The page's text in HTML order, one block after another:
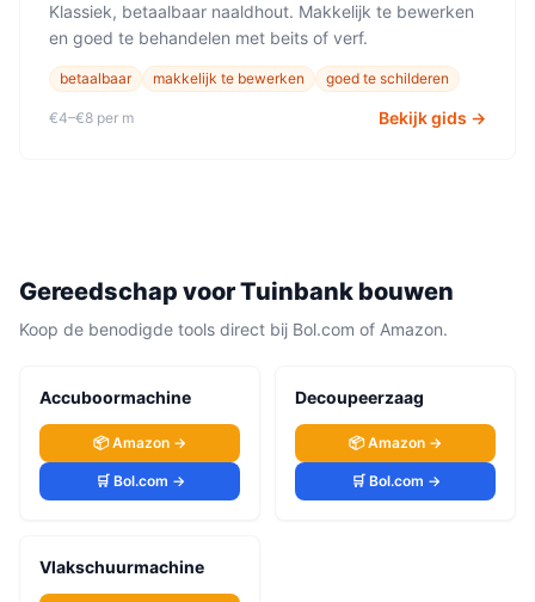
Klassiek, betaalbaar naaldhout. Makkelijk te bewerken
en goed te behandelen met beits of verf.
betaalbaar makkelijk te bewerken goed te schilderen
€4–€8 per m Bekijk gids →
Gereedschap voorTuinbank bouwen
Koop de benodigde tools direct bij Bol.com of Amazon.
Accuboormachine
📦 Amazon →
🛒 Bol.com →
Decoupeerzaag
📦 Amazon →
🛒 Bol.com →
Vlakschuurmachine